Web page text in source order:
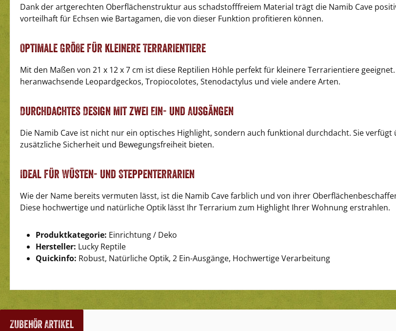
Dank der artgerechten Oberflächenstruktur aus schadstofffreiem Material trägt die Namib Cave
vorteilhaft für Echsen wie Bartagamen, die von dieser Funktion profitieren können.
Optimale Größe für kleinere Terrarientiere
Mit den Maßen von 21 x 12 x 7 cm ist diese Reptilien Höhle perfekt für kleinere Terrarientiere
heranwachsende Leopardgeckos, Tropiocolotes, Stenodactylus und viele andere Arten.
Durchdachtes Design mit zwei Ein- und Ausgängen
Die Namib Cave ist nicht nur ein optisches Highlight, sondern auch funktional durchdacht. Sie
zusätzliche Sicherheit und Bewegungsfreiheit bieten.
Ideal für Wüsten- und Steppenterrarien
Wie der Name bereits vermuten lässt, ist die Namib Cave farblich und von ihrer
Diese hochwertige und natürliche Optik lässt Ihr Terrarium zum Highlight Ihrer Wohnung erstrahlen.
Produktkategorie: Einrichtung / Deko
Hersteller: Lucky Reptile
Quickinfo: Robust, Natürliche Optik, 2 Ein-Ausgänge, Hochwertige Verarbeitung
Zubehör Artikel